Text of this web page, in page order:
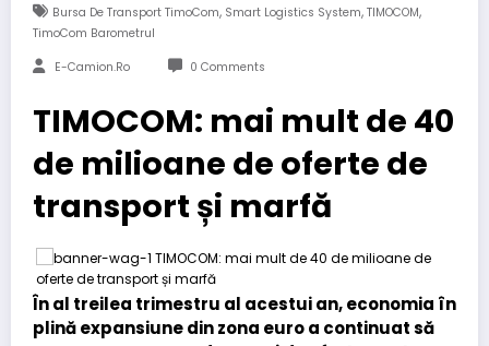
Bursa De Transport TimoCom, Smart Logistics System, TIMOCOM,
TimoCom Barometrul
E-Camion.ro 0 Comments
TIMOCOM: mai mult de 40
de milioane de oferte de
transport și marfă
În al treilea trimestru al acestui an, economia în
plină expansiune din zona euro a continuat să